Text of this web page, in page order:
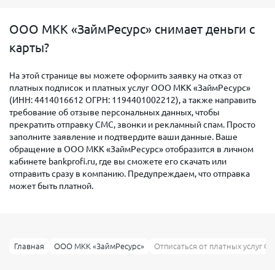
ООО МКК «ЗаймРесурс» снимает деньги с
карты?
На этой странице вы можете оформить заявку на отказ от
платных подписок и платных услуг ООО МКК «ЗаймРесурс»
(ИНН: 4414016612 ОГРН: 1194401002212), а также направить
требование об отзыве персональных данных, чтобы
прекратить отправку СМС, звонки и рекламный спам. Просто
заполните заявление и подтвердите ваши данные. Ваше
обращение в ООО МКК «ЗаймРесурс» отобразится в личном
кабинете bankprofi.ru, где вы сможете его скачать или
отправить сразу в компанию. Предупреждаем, что отправка
может быть платной.
Главная ООО МКК «ЗаймРесурс» Отписаться от платных услуг